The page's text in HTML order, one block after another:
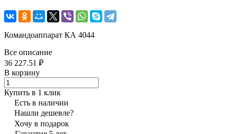
Командоаппарат КА 4044
Все описание
36 227.51 ₽
В корзину
Купить в 1 клик
Есть в наличии
Нашли дешевле?
Хочу в подарок